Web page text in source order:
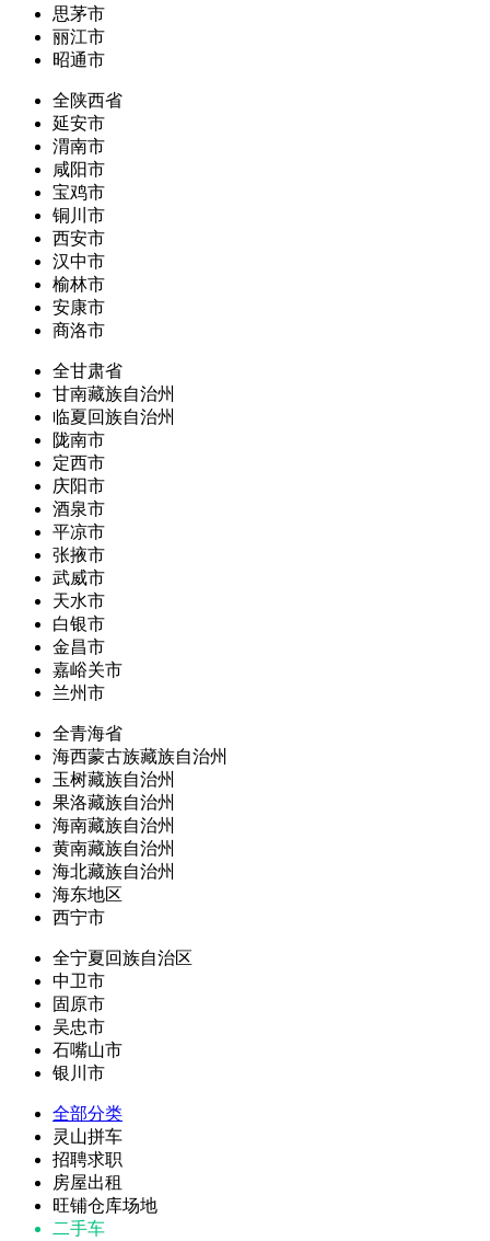
思茅市
丽江市
昭通市
全陕西省
延安市
渭南市
咸阳市
宝鸡市
铜川市
西安市
汉中市
榆林市
安康市
商洛市
全甘肃省
甘南藏族自治州
临夏回族自治州
陇南市
定西市
庆阳市
酒泉市
平凉市
张掖市
武威市
天水市
白银市
金昌市
嘉峪关市
兰州市
全青海省
海西蒙古族藏族自治州
玉树藏族自治州
果洛藏族自治州
海南藏族自治州
黄南藏族自治州
海北藏族自治州
海东地区
西宁市
全宁夏回族自治区
中卫市
固原市
吴忠市
石嘴山市
银川市
全部分类
灵山拼车
招聘求职
房屋出租
旺铺仓库场地
二手车